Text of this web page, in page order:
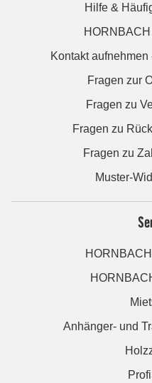
Hilfe &
Kontakt
Fragen zur
Fragen zu
Fragen zu
Fragen zu
Muster-
Anhänger- und